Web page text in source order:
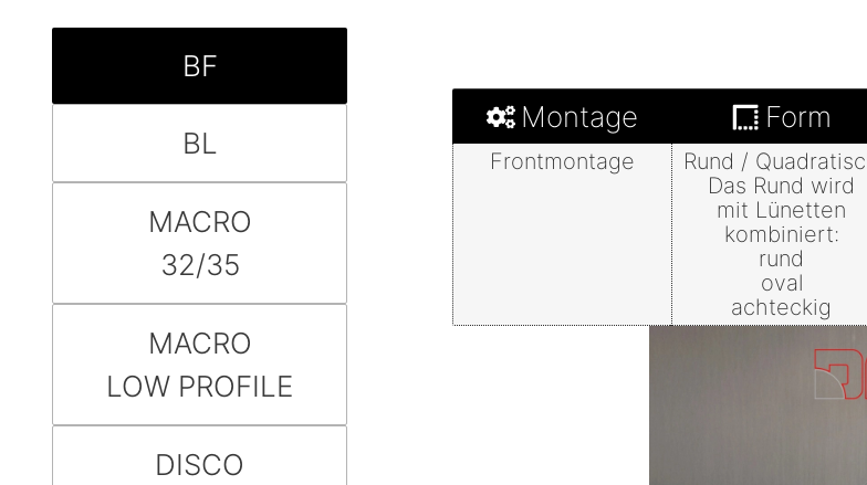
BF
BL
MACRO
32/35
MACRO
LOW PROFILE
DISCO
Montage Form
Frontmontage
Rund /
Das Rund wird
mit Lünetten
kombiniert:
rund
oval
achteckig